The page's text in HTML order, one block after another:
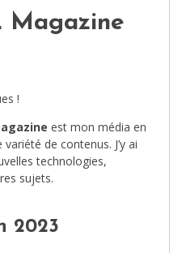
Magazine
!
est mon média en
de contenus. J’y ai
technologies,
sujets.
2023